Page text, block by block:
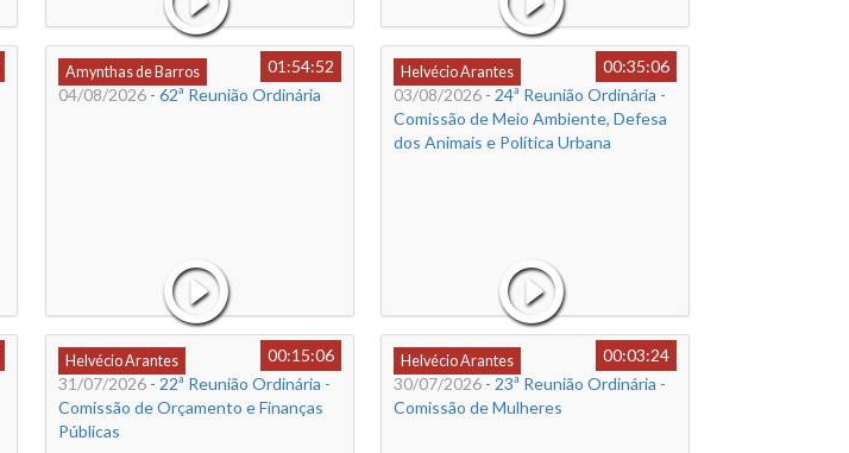
Amynthas de Barros
01:54:52
04/08/2026- 62ª Reunião Ordinária
Helvécio Arantes
00:35:06
03/08/2026 - 24ª Reunião Ordinária -
Comissão de Meio Ambiente, Defesa
dos Animais e Política Urbana
Helvécio Arantes
00:15:06
31/07/2026- 22ª Reunião Ordinária -
Comissão de Orçamento e Finanças
Públicas
Helvécio Arantes
00:03:24
30/07/2026 - 23ª Reunião Ordinária -
Comissão de Mulheres